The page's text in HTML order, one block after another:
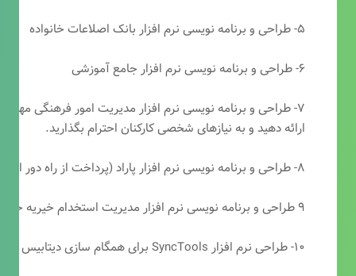
۵- طراحی و برنامه نویسی نرم افزار بانک اصلاعات خانواده
۶- طراحی و برنامه نویسی نرم افزار جامع آموزشی
۷- طراحی و برنامه نویسی نرم افزار مدیریت امور فرهنگی
ارائه دهید و به نیازهای شخصی کارکنان احترام بگذارید.
۸- طراحی و برنامه نویسی نرم افزار پاراد (پرداخت از راه دور انجمن مددکاری امام زمان(عج))
۹ طراحی و برنامه نویسی نرم افزار مدیریت استخدام خیریه حضرت ابوالفضل (ع)
۱۰- طراحی نرم افزار SyncTools برای همگام سازی دیتابیس های SQL Server